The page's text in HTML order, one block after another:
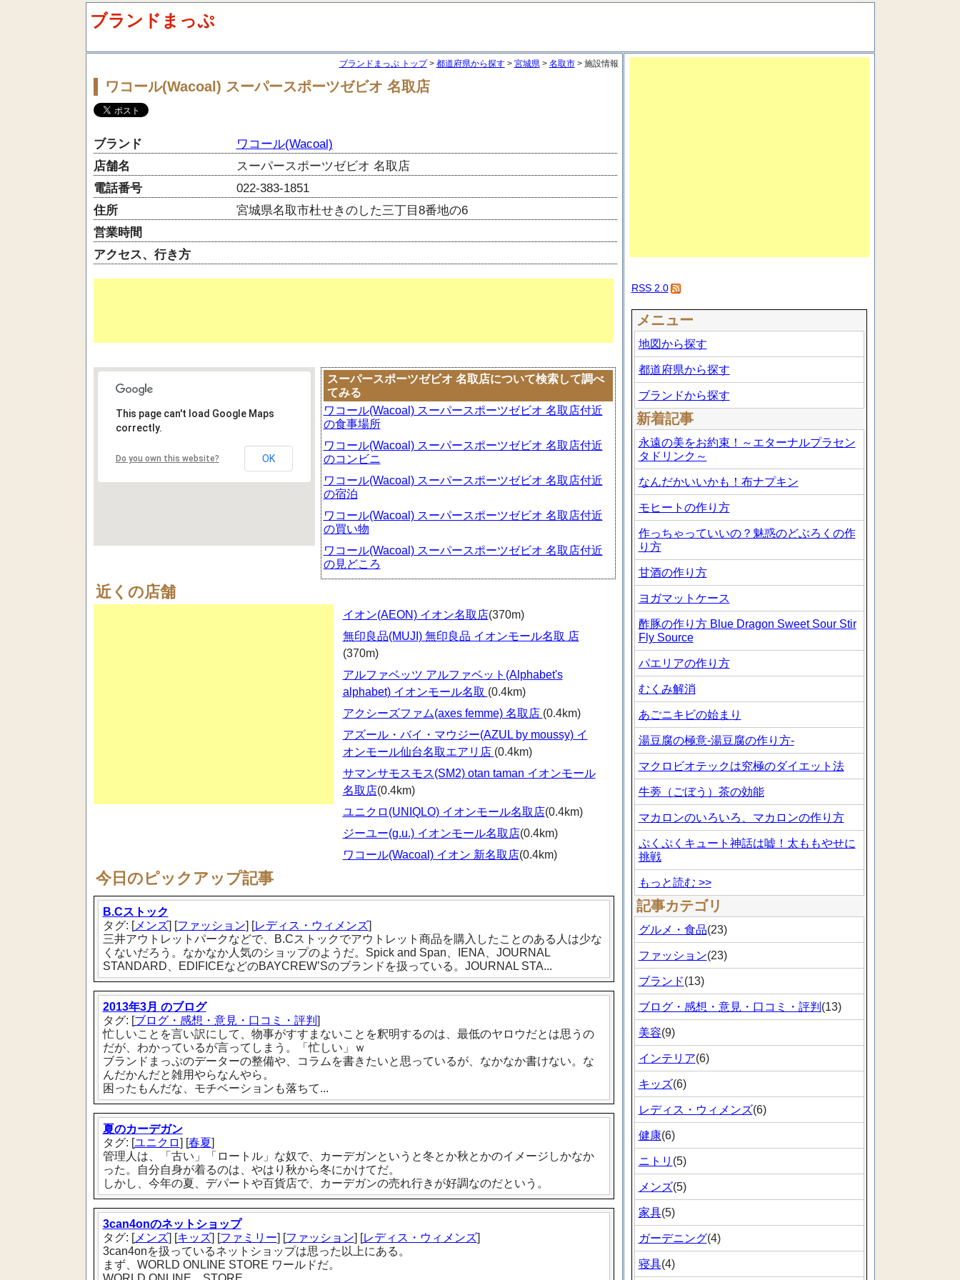
ブランドまっぷ
ブランドまっぷ トップ> 都道府県から探す> 宮城県> 名取市> 施設情報
ワコール(Wacoal) スーパースポーツゼビオ 名取店
ブランド
ワコール(Wacoal)
店舗名
スーパースポーツゼビオ 名取店
電話番号
022-383-1851
住所
宮城県名取市杜せきのした三丁目8番地の6
営業時間
アクセス、行き方
This page can't load Google Maps
correctly.
Do you own this website? OK
スーパースポーツゼビオ 名取店について検索して調べ
てみる
ワコール(Wacoal) スーパースポーツゼビオ 名取店付近
の食事場所
ワコール(Wacoal) スーパースポーツゼビオ 名取店付近
のコンビニ
ワコール(Wacoal) スーパースポーツゼビオ 名取店付近
の宿泊
ワコール(Wacoal) スーパースポーツゼビオ 名取店付近
の買い物
ワコール(Wacoal) スーパースポーツゼビオ 名取店付近
の見どころ
近くの店舗
イオン(AEON) イオン名取店(370m)
無印良品(MUJI) 無印良品 イオンモール名取 店
(370m)
アルファベッツ アルファベット(Alphabet's
alphabet) イオンモール名取 (0.4km)
アクシーズファム(axes femme) 名取店 (0.4km)
アズール・バイ・マウジー(AZUL by moussy) イ
オンモール仙台名取エアリ店 (0.4km)
サマンサモスモス(SM2) otan taman イオンモール
名取店(0.4km)
ユニクロ(UNIQLO) イオンモール名取店(0.4km)
ジーユー(g.u.) イオンモール名取店(0.4km)
ワコール(Wacoal) イオン 新名取店(0.4km)
今日のピックアップ記事
B.Cストック
タグ: [メンズ] [ファッション] [レディス・ウィメンズ]
三井アウトレットパークなどで、B.Cストックでアウトレット商品を購入したことのある人は少な
くないだろう。なかなか人気のショップのようだ。Spick and Span、IENA、JOURNAL
STANDARD、EDIFICEなどのBAYCREW’Sのブランドを扱っている。JOURNAL STA...
2013年3月 のブログ
タグ: [ブログ・感想・意見・口コミ・評判 ]
忙しいことを言い訳にして、物事がすすまないことを釈明するのは、最低のヤロウだとは思うの
だが、わかっているが言ってしまう。「忙しい」ｗ
ブランドまっぷのデーターの整備や、コラムを書きたいと思っているが、なかなか書けない。な
んだかんだと雑用やらなんやら。
困ったもんだな、モチベーションも落ちて...
夏のカーデガン
タグ: [ユニクロ] [春夏]
管理人は、「古い」「ロートル」な奴で、カーデガンというと冬とか秋とかのイメージしかなか
った。自分自身が着るのは、やはり秋から冬にかけてだ。
しかし、今年の夏、デパートや百貨店で、カーデガンの売れ行きが好調なのだという。
3can4onのネットショップ
タグ: [メンズ] [キッズ] [ファミリー] [ファッション] [レディス・ウィメンズ]
3can4onを扱っているネットショップは思った以上にある。
まず、WORLD ONLINE STORE ワールドだ。
RSS 2.0
メニュー
地図から探す
都道府県から探す
ブランドから探す
新着記事
永遠の美をお約束！～エターナルプラセン
タドリンク～
なんだかいいかも！布ナプキン
モヒートの作り方
作っちゃっていいの？魅惑のどぶろくの作
り方
甘酒の作り方
ヨガマットケース
酢豚の作り方 Blue Dragon Sweet Sour Stir
Fly Source
パエリアの作り方
むくみ解消
あごニキビの始まり
湯豆腐の極意-湯豆腐の作り方-
マクロビオテックは究極のダイエット法
牛蒡（ごぼう）茶の効能
マカロンのいろいろ、マカロンの作り方
ぷくぷくキュート神話は嘘！太ももやせに
挑戦
もっと読む >>
記事カテゴリ
グルメ・食品(23)
ファッション(23)
ブランド(13)
ブログ・感想・意見・口コミ・評判 (13)
美容(9)
インテリア(6)
キッズ(6)
レディス・ウィメンズ(6)
健康(6)
ニトリ (5)
メンズ(5)
家具(5)
ガーデニング(4)
寝具(4)